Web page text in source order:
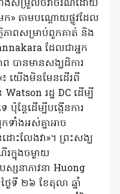
ងសម្រួលចរាចរណ៍ដោយ
ក» តាមបណ្តោយផ្លូវដែល
ភាពសម្រាប់ពួកគាត់ និង
ដែលជាអ្នក
ព បានមានសង្ឃដិការ
យើងមិនមែនដើរពី
រដ្ឋ DC ដើម្បី
តែដើម្បីបង្កើនការ
ទាំងអស់គ្នាអាច
ះលែងវា»។ ព្រះសង្ឃ
ក្នុងចម្ងាយ
នាភាវនា Huong
ៃទី ២៦ ខែតុលា ឆ្នាំ